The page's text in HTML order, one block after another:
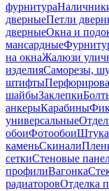
фурнитура
дверныеПетли
дверныеОкна и
мансардные
на окнаЖалюзи
изделияСаморезы,
штифты
шайбыЗаклепки
анкерыКарабины
универсальные
обоиФотообои
каменьСкинали
сеткиСтеновые
профилиВагонка
радиаторовОтделка